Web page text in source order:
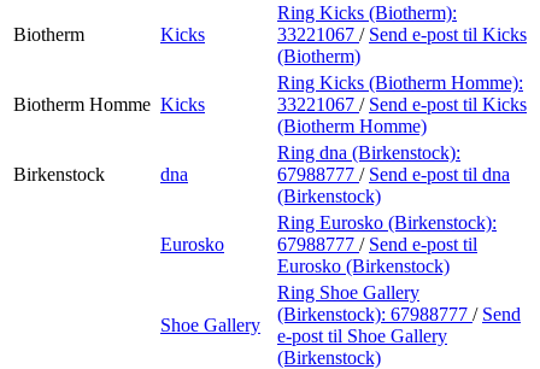
Biotherm Kicks
Ring Kicks (Biotherm):
33221067 / Send e-post til Kicks
(Biotherm)
Biotherm Homme Kicks
Ring Kicks (Biotherm Homme):
33221067 / Send e-post til Kicks
(Biotherm Homme)
Birkenstock dna
Ring dna (Birkenstock):
67988777 / Send e-post til dna
(Birkenstock)
Eurosko
Ring Eurosko (Birkenstock):
67988777 / Send e-post til
Eurosko (Birkenstock)
Shoe Gallery
Ring Shoe Gallery
(Birkenstock): 67988777 / Send
e-post til Shoe Gallery
(Birkenstock)